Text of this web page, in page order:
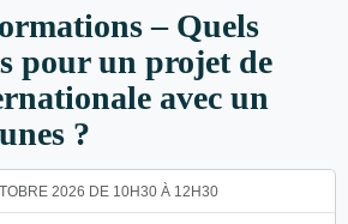
– Quels
pour un projet de
avec un
?
2026 DE 10H30 À 12H30